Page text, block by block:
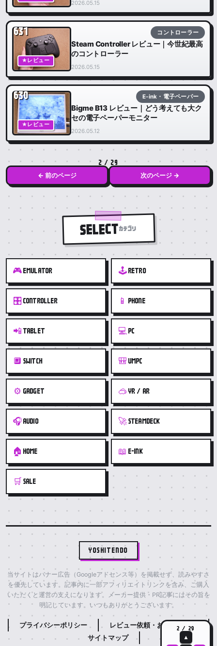
2026.05.15
★レビュー
631 コントローラー
Steam Controller レビュー｜今世紀最高
のコントローラー
2026.05.15
★レビュー
630 E-ink・電子ペーパー
Bigme B13 レビュー｜どう考えても大ク
セの電子ペーパーモニター
2026.05.12
← 前のページ
2 / 29
次のページ →
SELECTカテゴリ
🎮 EMULATOR 🕹️ RETRO
🎛️ CONTROLLER 📱 PHONE
📲 TABLET 💻 PC
🔲 SWITCH 🎒 UMPC
⚙️ GADGET 🥽 VR / AR
🎧 AUDIO 🚀 STEAMDECK
🏠 HOME 📖 E-INK
🛒 SALE
YOSHITENDO
当サイトはバナー広告（Googleアドセンス等）を掲載せず、読みやすさ
を優先しています。記事内に一部アフィリエイトリンクを含み、ご購入
いただくと運営の支えになります。メーカー提供・PR記事にはその旨を
明記しています。いつもありがとうございます。
プライバシーポリシー
レビュー依頼・お問い合わせ
サイトマップ
2 / 29
▲